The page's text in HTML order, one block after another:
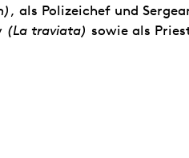
, als Polizeichef und
(La traviata) sowie als